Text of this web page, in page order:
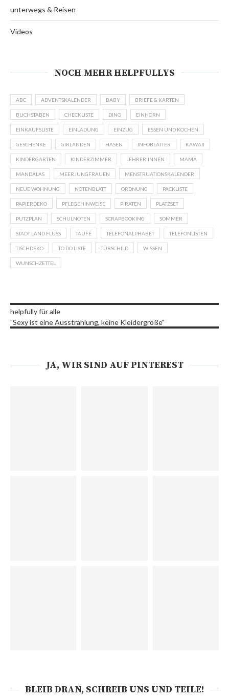
unterwegs & Reisen
Videos
NOCH MEHR HELPFULLYS
ABC ADVENTSKALENDER BABY BRIEFE & KARTEN
BUCHSTABEN CHECKLISTE DINO EINHORN
EINKAUFSLISTE EINLADUNG EINZUG ESSEN UND KOCHEN
GESCHENKE GIRLANDEN HASEN INFOBLÄTTER KAWAII
KINDERGARTEN KINDERZIMMER LEHRER:INNEN MAMA
MANDALAS MEERJUNGFRAUEN MENSTRUATIONSKALENDER
NEUE WOHNUNG NOTENBLATT ORDNUNG PACKLISTE
PAPIERDEKO PFLEGEHINWEISE PIRATEN PLATZSET
PUTZPLAN SCHULNOTEN SCRAPBOOKING SOMMER
STADT LAND FLUSS TAUFE TELEFONALPHABET TELEFONLISTEN
TISCHDEKO TO DO LISTE TÜRSCHILD WISSEN
WUNSCHZETTEL
helpfully für alle
"Sexy ist eine Ausstrahlung, keine Kleidergröße"
JA, WIR SIND AUF PINTEREST
BLEIB DRAN, SCHREIB UNS UND TEILE!